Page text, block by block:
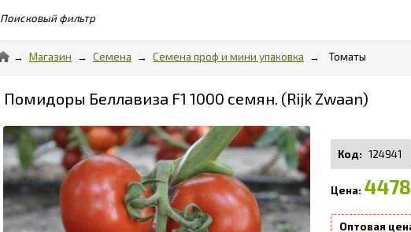
Поисковый фильтр
Магазин Семена Семена проф и мини упаковка Томаты
Помидоры Беллавиза F1 1000 семян. (Rijk Zwaan)
124941
4478